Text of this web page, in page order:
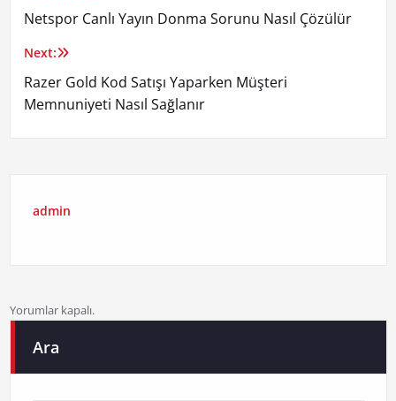
gezinmesi
Netspor Canlı Yayın Donma Sorunu Nasıl Çözülür
Next:
Razer Gold Kod Satışı Yaparken Müşteri
Memnuniyeti Nasıl Sağlanır
admin
Yorumlar kapalı.
Ara